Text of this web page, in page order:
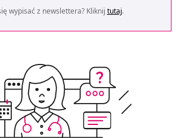
wypisać z newslettera? Kliknij tutaj.